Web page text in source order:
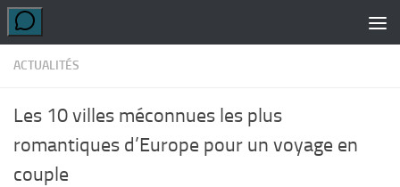
Skip to content
ACTUALITÉS
Les 10 villes méconnues les plus
romantiques d’Europe pour un voyage en
couple